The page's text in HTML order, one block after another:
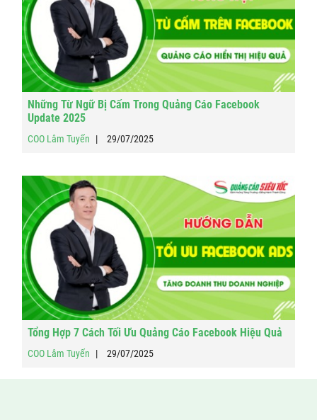
Những Từ Ngữ Bị Cấm Trong Quảng Cáo Facebook
Update 2025
COO Lâm Tuyến 29/07/2025
Tổng Hợp 7 Cách Tối Ưu Quảng Cáo Facebook Hiệu Quả
COO Lâm Tuyến 29/07/2025